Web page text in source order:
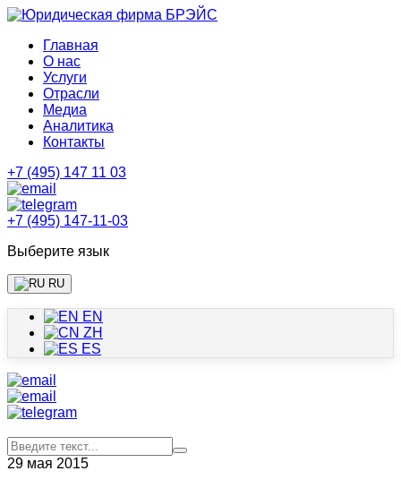
Главная
О нас
Услуги
Отрасли
Медиа
Аналитика
Контакты
+7 (495) 147 11 03
+7 (495) 147-11-03
Выберите язык
RU
EN
ZH
ES
29 мая 2015